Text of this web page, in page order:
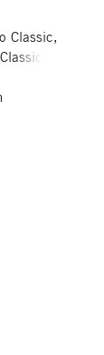
Classic,